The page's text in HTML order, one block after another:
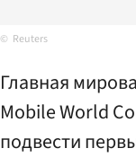
Reuters
Главная
Mobile World
подвести